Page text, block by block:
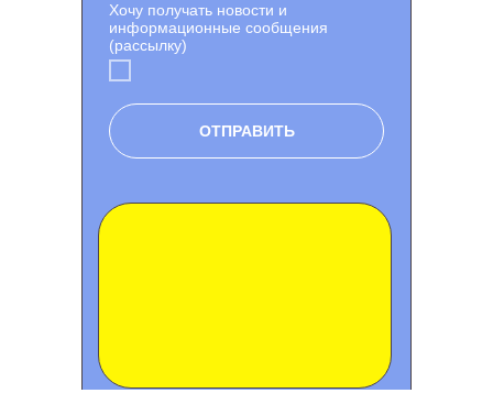
Хочу получать новости и
информационные сообщения
(рассылку)
ОТПРАВИТЬ